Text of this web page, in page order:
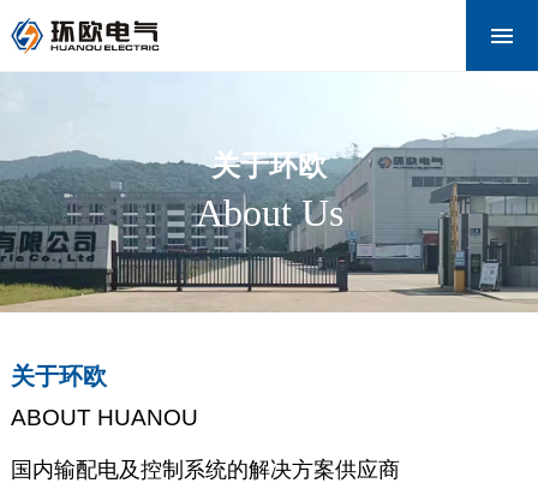
新闻资讯
解决方案
下载中心
关于环欧
About Us
关于环欧
ABOUT HUANOU
国内输配电及控制系统的解决方案供应商